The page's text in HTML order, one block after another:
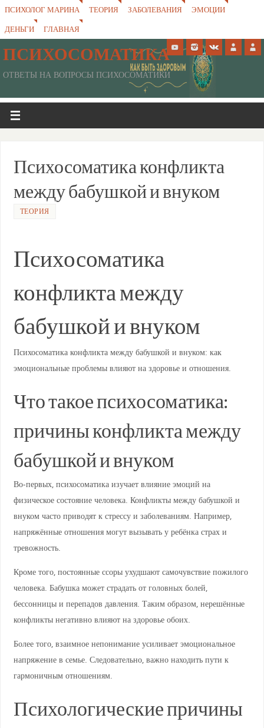
ПСИХОЛОГ МАРИНА ТЕОРИЯ ЗАБОЛЕВАНИЯ
ЭМОЦИИ
ДЕНЬГИ
ГЛАВНАЯ
ПСИХОСОМАТИКА
ОТВЕТЫ НА ВОПРОСЫ ПСИХОСОМАТИКИ
Психосоматика конфликта
между бабушкой и внуком
ТЕОРИЯ
Психосоматика
конфликта между
бабушкой и внуком
Психосоматика конфликта между бабушкой и внуком: как
эмоциональные проблемы влияют на здоровье и отношения.
Что такое психосоматика:
причины конфликта между
бабушкой и внуком
Во-первых, психосоматика изучает влияние эмоций на
физическое состояние человека. Конфликты между бабушкой и
внуком часто приводят к стрессу и заболеваниям. Например,
напряжённые отношения могут вызывать у ребёнка страх и
тревожность.
Кроме того, постоянные ссоры ухудшают самочувствие пожилого
человека. Бабушка может страдать от головных болей,
бессонницы и перепадов давления. Таким образом, нерешённые
конфликты негативно влияют на здоровье обоих.
Более того, взаимное непонимание усиливает эмоциональное
напряжение в семье. Следовательно, важно находить пути к
гармоничным отношениям.
Психологические причины